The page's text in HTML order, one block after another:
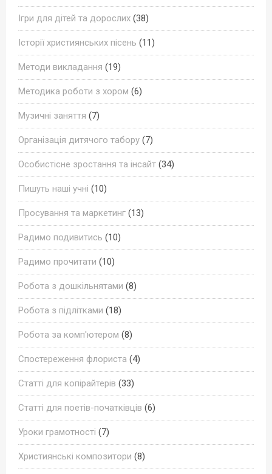
Ігри для дітей та дорослих (38)
Історії християнських пісень (11)
Методи викладання (19)
Методика роботи з хором (6)
Музичні заняття (7)
Організація дитячого табору (7)
Особистісне зростання та інсайт (34)
Пишуть наші учні (10)
Просування та маркетинг (13)
Радимо подивитись (10)
Радимо прочитати (10)
Робота з дошкільнятами (8)
Робота з підлітками (18)
Робота за комп'ютером (8)
Спостереження флориста (4)
Статті для копірайтерів (33)
Статті для поетів-початківців (6)
Уроки грамотності (7)
Християнські композитори (8)